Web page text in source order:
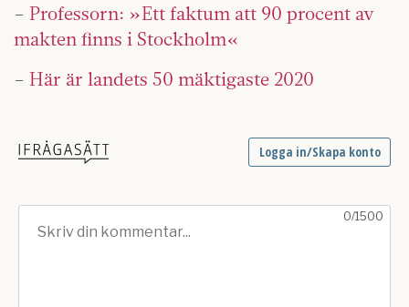
– Professorn: »Ett faktum att 90 procent av
makten finns i Stockholm«
– Här är landets 50 mäktigaste 2020